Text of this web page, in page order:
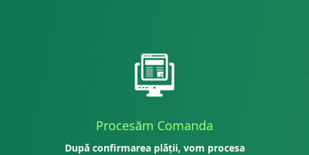
Procesăm Comanda
După confirmarea plății, vom procesa